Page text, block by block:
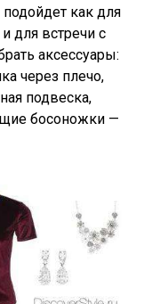
как для
для встречи с
аксессуары:
через плечо,
подвеска,
босоножки —